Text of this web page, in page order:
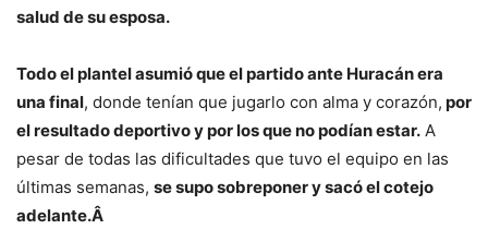
salud de su esposa.
Todo el plantel asumió que el partido ante Huracán era
una final, donde tenían que jugarlo con alma y corazón, por
el resultado deportivo y por los que no podían estar. A
pesar de todas las dificultades que tuvo el equipo en las
últimas semanas, se supo sobreponer y sacó el cotejo
adelante.Â